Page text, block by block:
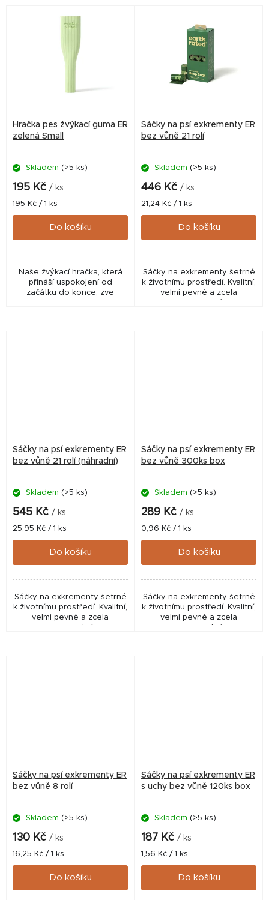
Hračka pes žvýkací guma ER
zelená Small
Skladem (>5 ks)
195 Kč / ks
Měrná
cena:
195 Kč / 1 ks
Do košíku
Naše žvýkací hračka, která
přináší uspokojení od
začátku do konce, zve
vašeho psa, aby se oddal
Sáčky na psí exkrementy ER
bez vůně 21 rolí
Skladem (>5 ks)
446 Kč / ks
Měrná
cena:
21,24 Kč / 1 ks
Do košíku
Sáčky na exkrementy šetrné
k životnímu prostředí. Kvalitní,
velmi pevné a zcela
nepropustné.
Sáčky na psí exkrementy ER
bez vůně 21 rolí (náhradní)
Skladem (>5 ks)
545 Kč / ks
Měrná
cena:
25,95 Kč / 1 ks
Do košíku
Sáčky na exkrementy šetrné
k životnímu prostředí. Kvalitní,
velmi pevné a zcela
Sáčky na psí exkrementy ER
bez vůně 300ks box
Skladem (>5 ks)
289 Kč / ks
Měrná
cena:
0,96 Kč / 1 ks
Do košíku
Sáčky na exkrementy šetrné
k životnímu prostředí. Kvalitní,
velmi pevné a zcela
Sáčky na psí exkrementy ER
bez vůně 8 rolí
Skladem (>5 ks)
130 Kč / ks
Měrná
16,25 Kč / 1 ks
Do košíku
Sáčky na psí exkrementy ER
s uchy bez vůně 120ks box
Skladem (>5 ks)
187 Kč / ks
Měrná
1,56 Kč / 1 ks
Do košíku